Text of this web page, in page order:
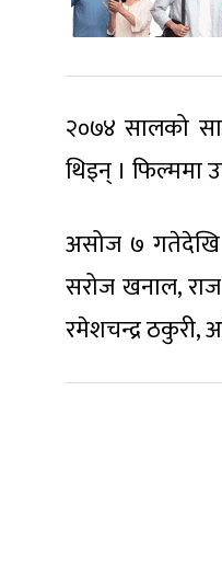
२०७४ सालको
थिइन् । फिल्ममा
असोज ७ गतेदेखि
सरोज खनाल,
रमेशचन्द्र ठकुरी,